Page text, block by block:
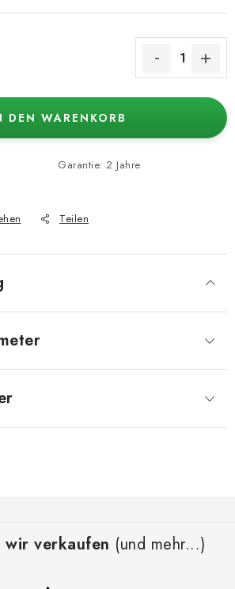
DEN WARENKORB
Garantie: 2 Jahre
Teilen
verkaufen (und mehr...)